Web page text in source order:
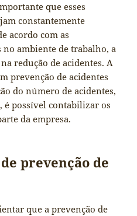
que esses
constantemente
acordo com as
no ambiente de trabalho, a
redução de acidentes. A
prevenção de acidentes
do número de acidentes,
é possível contabilizar os
da empresa.
prevenção de
que a prevenção de